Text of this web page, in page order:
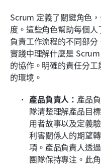
Scrum 定義了關鍵角色
度。這些角色幫助每個
負責工作流程的不同部
實踐中理解什麼是
的協作。明確的責任分
的環境。
產品負責人： 產品
隊清楚理解產品目
用者故事以及定義
利害關係人的期望
項。產品負責人透
團隊保持專注。此